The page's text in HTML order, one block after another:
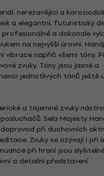
nerezavějící a
a elegantní, futuristický
a dokonale
na nejvyšší úrovni.
vibrace napříč všemi tóny.
zvuky. Tóny jsou jasné a
jednotlivých tónů ještě
a tajemné zvuky
Sela Majesty
při duchovních
Zvuky se ozývají i při
při hraní jsou
a detailní představení.